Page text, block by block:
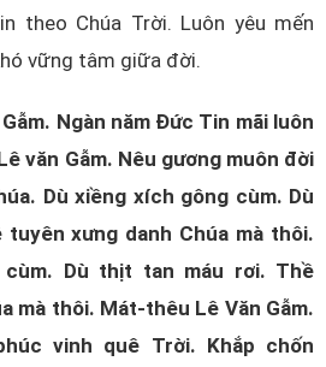
theo Chúa Trời. Luôn yêu mến
vững tâm giữa đời.
Ngàn năm Đức Tin mãi luôn
văn Gẫm. Nêu gương muôn đời
Dù xiềng xích gông cùm. Dù
xưng danh Chúa mà thôi.
Dù thịt tan máu rơi. Thề
mà thôi. Mát-thêu Lê Văn Gẫm.
vinh quê Trời. Khắp chốn